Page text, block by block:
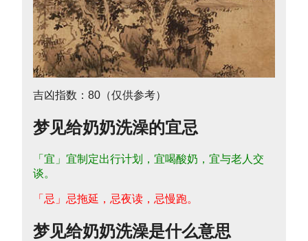
吉凶指数：80（仅供参考）
梦见给奶奶洗澡的宜忌
「宜」宜制定出行计划，宜喝酸奶，宜与老人交
谈。
「忌」忌拖延，忌夜读，忌慢跑。
梦见给奶奶洗澡是什么意思